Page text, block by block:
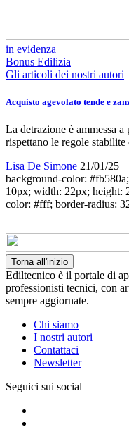
in evidenza
Bonus Edilizia
Gli articoli dei nostri autori
Acquisto agevolato tende e
La detrazione è ammessa
rispettano le regole
Lisa De Simone 21/01/25
background-color:
10px; width: 22px; height:
color: #fff; border-radius:
Torna all'inizio
Ediltecnico è il portale di
professionisti tecnici, con
sempre aggiornate.
Chi siamo
I nostri autori
Contattaci
Newsletter
Seguici sui social